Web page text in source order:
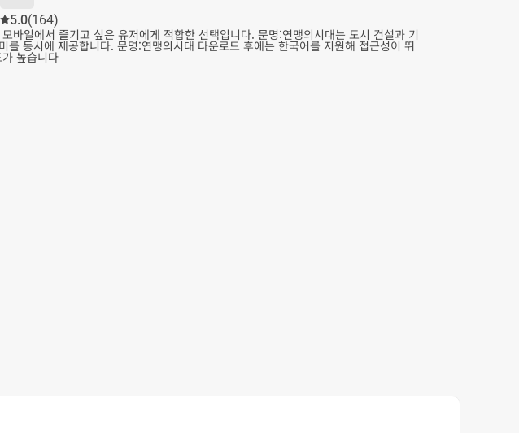
5.0(164)
바일에서 즐기고 싶은 유저에게 적합한 선택입니다. 문명:연맹의시대는 도시 건설과 기
동시에 제공합니다. 문명:연맹의시대 다운로드 후에는 한국어를 지원해 접근성이 뛰
높습니다